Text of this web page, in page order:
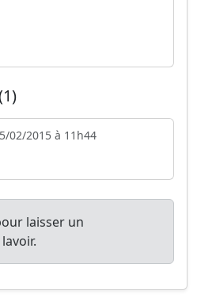
02/2015 à 11h44
laisser un